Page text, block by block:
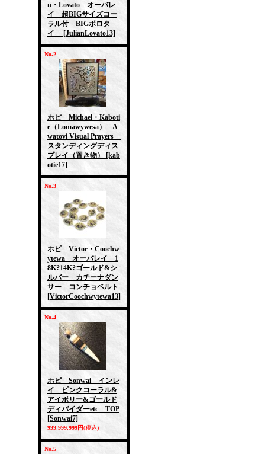
n・Lovato オーバレ
イ 超BIGサイズコー
ラル付 BIGボロタ
イ
[JulianLovato13]
No.2
ホピ Michael・Kaboti
e（Lomawywesa） A
watovi Visual Prayers
スタンディングディス
プレイ（置き物）
[kab
otie17]
No.3
ホピ Victor・Coochw
ytewa オーバレイ 1
8K?14K?ゴールド&シ
ルバー カチーナダン
サー コンチョベルト
[VictorCoochwytewa13]
No.4
ホピ Sonwai インレ
イ ピンクコーラル&
アイボリー&ゴールド
ディバイダーetc TOP
[Sonwai7]
999,999,999円(税込)
No.5